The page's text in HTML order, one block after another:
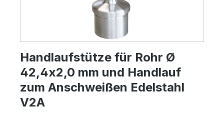
Handlaufstütze für Rohr Ø
42,4x2,0 mm und Handlauf
zum Anschweißen Edelstahl
V2A